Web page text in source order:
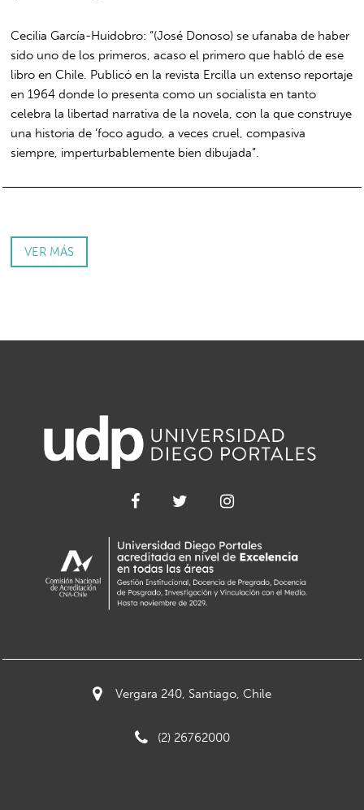
Cecilia García-Huidobro: “(José Donoso) se ufanaba de haber
sido uno de los primeros, acaso el primero que habló de ese
libro en Chile. Publicó en la revista Ercilla un extenso reportaje
en 1964 donde lo presenta como un socialista en tanto
celebra la libertad narrativa de la novela, con la que construye
una historia de ‘foco agudo, a veces cruel, compasiva
siempre, imperturbablemente bien dibujada”.
VER MÁS
Vergara 240, Santiago, Chile
(2) 26762000